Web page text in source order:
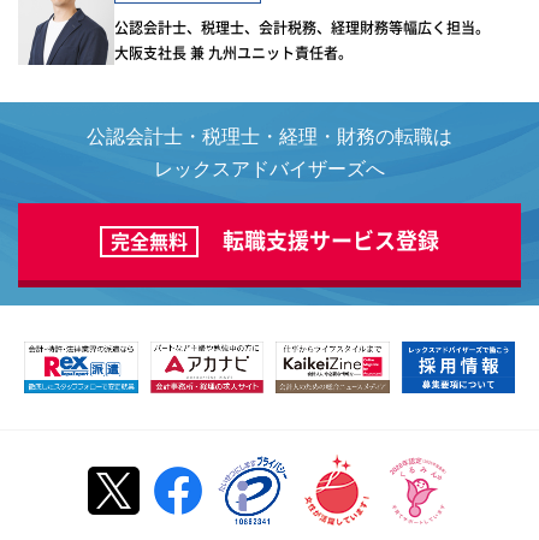
公認会計士、税理士、会計税務、経理財務等幅広く担当。
大阪支社長 兼 九州ユニット責任者。
公認会計士・税理士・経理・財務の転職は
レックスアドバイザーズへ
完全無料 転職支援サービス登録